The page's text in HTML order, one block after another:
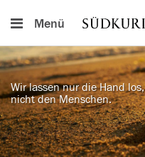
Menü
Wir lassen nur die Hand los,
nicht den Menschen.